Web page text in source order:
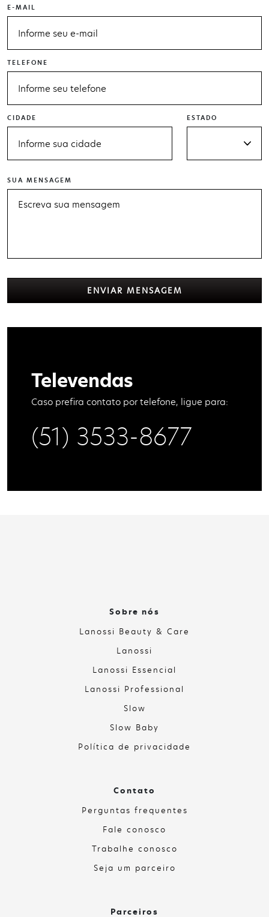
E-MAIL
TELEFONE
CIDADE ESTADO
SUA MENSAGEM
ENVIAR MENSAGEM
Televendas
Caso prefira contato por telefone, ligue para:
(51) 3533-8677
Sobre nós
Lanossi Beauty & Care
Lanossi
Lanossi Essencial
Lanossi Professional
Slow
Slow Baby
Política de privacidade
Contato
Perguntas frequentes
Fale conosco
Trabalhe conosco
Seja um parceiro
Parceiros